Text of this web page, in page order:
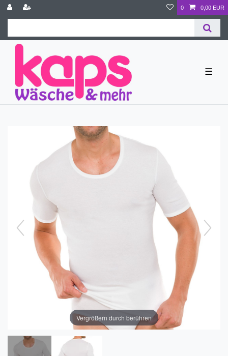
0 0,00 EUR
☰
Vergrößern durch berühren